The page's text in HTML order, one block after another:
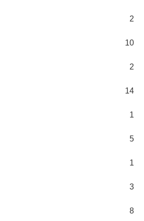
2
10
2
14
1
5
1
3
8